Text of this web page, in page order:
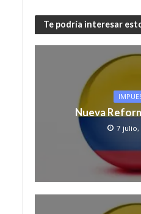
Te podría interesar
Nueva
7 julio,